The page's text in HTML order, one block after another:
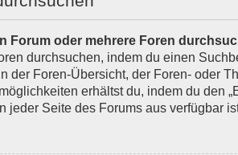
Forum oder mehrere Foren
durchsuchen, indem du einen
der Foren-Übersicht, der Foren- oder
erhältst du, indem du den
jeder Seite des Forums aus verfügbar